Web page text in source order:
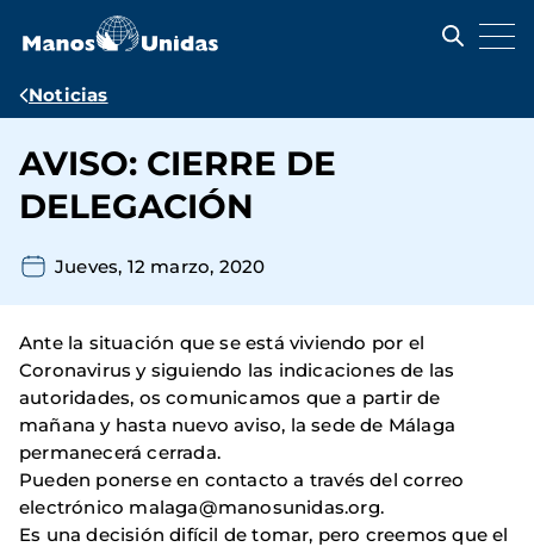
contenido
Ruta
navegación
Noticias
AVISO: CIERRE DE
DELEGACIÓN
Jueves, 12 marzo, 2020
Ante la situación que se está viviendo por el
Coronavirus y siguiendo las indicaciones de las
autoridades, os comunicamos que a partir de
mañana y hasta nuevo aviso, la sede de Málaga
permanecerá cerrada.
Pueden ponerse en contacto a través del correo
electrónico malaga@manosunidas.org.
Es una decisión difícil de tomar, pero creemos que el